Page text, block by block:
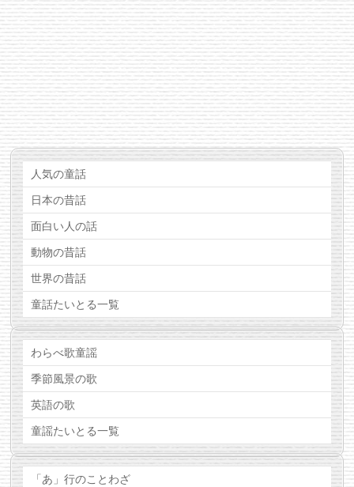
人気の童話
日本の昔話
面白い人の話
動物の昔話
世界の昔話
童話たいとる一覧
わらべ歌童謡
季節風景の歌
英語の歌
童謡たいとる一覧
「あ」行のことわざ